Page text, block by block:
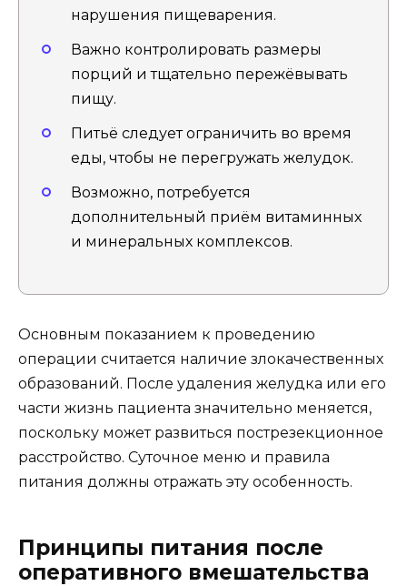
нарушения пищеварения.
Важно контролировать размеры
порций и тщательно пережёвывать
пищу.
Питьё следует ограничить во время
еды, чтобы не перегружать желудок.
Возможно, потребуется
дополнительный приём витаминных
и минеральных комплексов.
Основным показанием к проведению
операции считается наличие злокачественных
образований. После удаления желудка или его
части жизнь пациента значительно меняется,
поскольку может развиться пострезекционное
расстройство. Суточное меню и правила
питания должны отражать эту особенность.
Принципы питания после
оперативного вмешательства